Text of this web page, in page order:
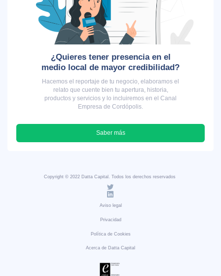
¿Quieres tener presencia en el
medio local de mayor credibilidad?
Hacemos el reportaje de tu negocio, elaboramos el
relato que cuente bien tu apertura, historia,
productos y servicios y lo incluiremos en el Canal
Empresa de Cordópolis.
Saber más
Copyright © 2022 Datta Capital. Todos los derechos reservados
Aviso legal
Privacidad
Política de Cookies
Acerca de Datta Capital